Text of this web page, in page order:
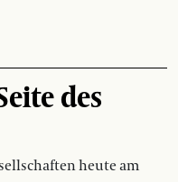
des
heute am